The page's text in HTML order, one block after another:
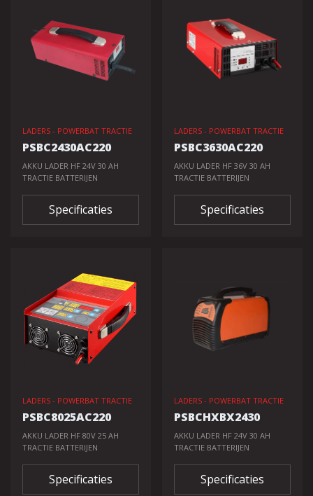
LADERS - POWERBAT TRACTIE
PSBC2430AC220
AKKU LADER HF 24V 30 AH
TRACTIE BATTERIJEN
Specificaties
LADERS - POWERBAT TRACTIE
PSBC3630AC220
AKKU LADER HF 36V 30 AH
TRACTIE BATTERIJEN
Specificaties
LADERS - POWERBAT TRACTIE
PSBC8025AC220
AKKU LADER HF 80V 25 AH
TRACTIE BATTERIJEN
Specificaties
LADERS - POWERBAT TRACTIE
PSBCHXBX2430
AKKU LADER HF 24V 30 AH
TRACTIE BATTERIJEN
Specificaties